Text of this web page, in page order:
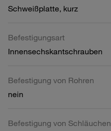
Schweißplatte, kurz
Befestigungsart
Innensechskantschrauben
Befestigung von Rohren
nein
Befestigung von Schläuchen